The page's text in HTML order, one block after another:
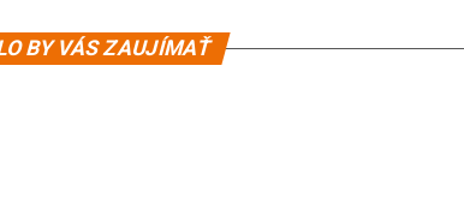
BY VÁS ZAUJÍMAŤ